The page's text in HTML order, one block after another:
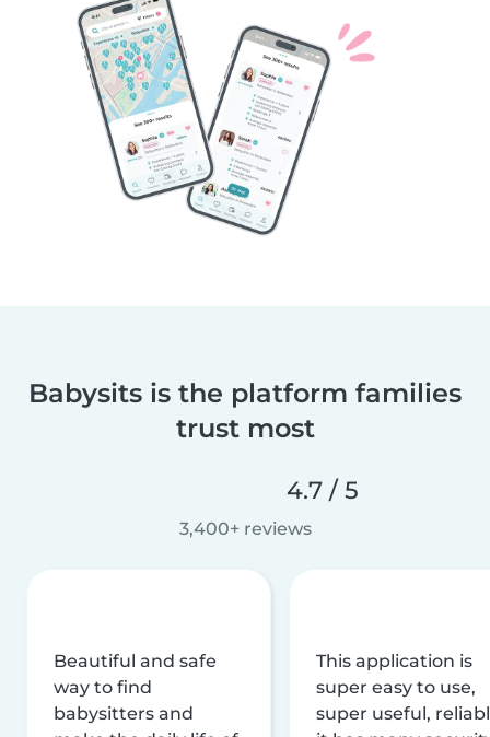
Babysits is the platform families
trust most
4.7 / 5
3,400+ reviews
Beautiful and safe
way to find
babysitters and
This application is
super easy to use,
super useful,